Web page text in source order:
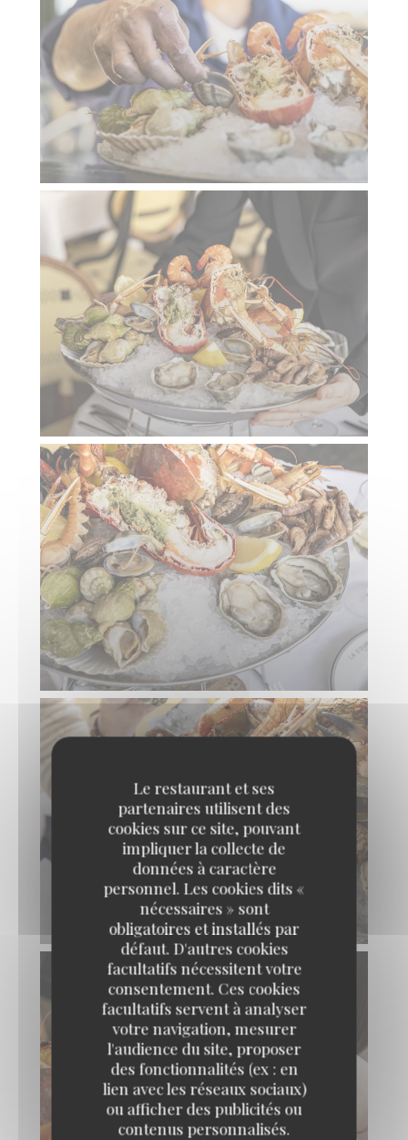
Le restaurant et ses
partenaires utilisent des
cookies sur ce site, pouvant
impliquer la collecte de
données à caractère
personnel. Les cookies dits «
nécessaires » sont
obligatoires et installés par
défaut. D'autres cookies
facultatifs nécessitent votre
consentement. Ces cookies
facultatifs servent à analyser
votre navigation, mesurer
l'audience du site, proposer
des fonctionnalités (ex : en
lien avec les réseaux sociaux)
ou afficher des publicités ou
contenus personnalisés.